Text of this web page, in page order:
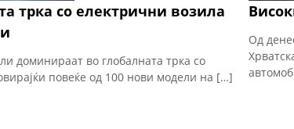
трка со електрични возила
доминираат во глобалната трка со
повеќе од 100 нови модели на […]
Од